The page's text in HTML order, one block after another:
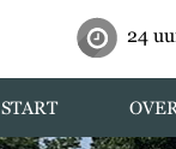
24
START